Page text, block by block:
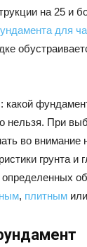
на 25 и
для
какой
нельзя. При
во внимание
грунта и
, плитным или